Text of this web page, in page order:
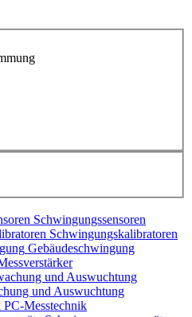
Schwingungs­sensoren
Schwingungs­kalibratoren
Gebäude­schwingung
und Auswuchtung
PC-Messtechnik